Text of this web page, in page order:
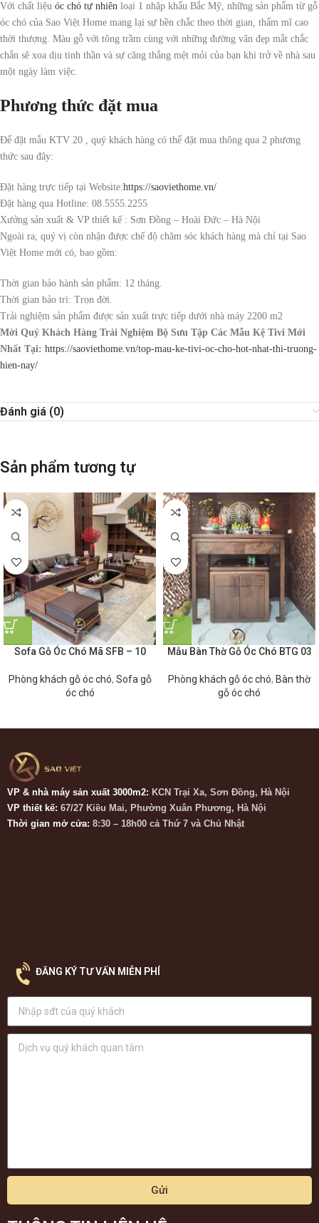
Với chất liệu óc chó tự nhiên loại 1 nhập khẩu Bắc Mỹ, những sản phẩm từ gỗ
óc chó của Sao Việt Home mang lại sự bền chắc theo thời gian, thẩm mĩ cao
thời thượng. Màu gỗ với tông trầm cùng với những đường vân đẹp mắt chắc
chắn sẽ xoa dịu tinh thần và sự căng thẳng mệt mỏi của bạn khi trở về nhà sau
một ngày làm việc.
Phương thức đặt mua
Để đặt mẫu KTV 20 , quý khách hàng có thể đặt mua thông qua 2 phương
thức sau đây:
Đặt hàng trực tiếp tại Website:https://saoviethome.vn/
Đặt hàng qua Hotline: 08.5555.2255
Xưởng sản xuất & VP thiết kế : Sơn Đồng – Hoài Đức – Hà Nội
Ngoài ra, quý vị còn nhận được chế độ chăm sóc khách hàng mà chỉ tại Sao
Việt Home mới có, bao gồm:
Thời gian bảo hành sản phẩm: 12 tháng.
Thời gian bảo trì: Trọn đời.
Trải nghiệm sản phẩm được sản xuất trực tiếp dưới nhà máy 2200 m2
Mời Quý Khách Hàng Trải Nghiệm Bộ Sưu Tập Các Mẫu Kệ Tivi Mới
Nhất Tại: https://saoviethome.vn/top-mau-ke-tivi-oc-cho-hot-nhat-thi-truong-
hien-nay/
Đánh giá (0)
Sản phẩm tương tự
Sofa Gỗ Óc Chó Mã SFB – 10
Phòng khách gỗ óc chó, Sofa gỗ
óc chó
Mẫu Bàn Thờ Gỗ Óc Chó BTG 03
Phòng khách gỗ óc chó, Bàn thờ
gỗ óc chó
VP & nhà máy sản xuất 3000m2: KCN Trại Xa, Sơn Đồng, Hà Nội
VP thiết kế: 67/27 Kiều Mai, Phường Xuân Phương, Hà Nội
Thời gian mở cửa: 8:30 – 18h00 cả Thứ 7 và Chủ Nhật
ĐĂNG KÝ TƯ VẤN MIỄN PHÍ
Gửi